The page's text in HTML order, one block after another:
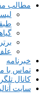
مطالب
خبرنامه
تماس با
کانال
سایت